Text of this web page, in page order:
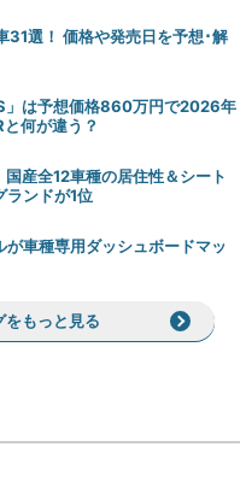
選！ 価格や発売日を予想･解
」は予想価格860万円で2026年
何が違う？
産全12車種の居住性＆シート
ランドが1位
車種専用ダッシュボードマッ
をもっと見る